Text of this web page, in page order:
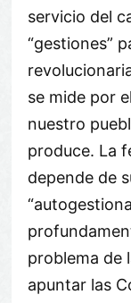
servicio del
“gestiones”
se mide por
nuestro
produce. La
depende de
problema de
apuntar las